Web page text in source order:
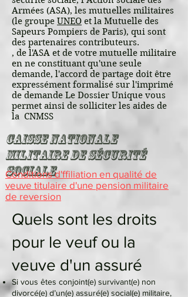
Armées (ASA), les mutuelles militaires
(le groupe UNEO et la Mutuelle des
Sapeurs Pompiers de Paris), qui sont
des partenaires contributeurs.
, de l'ASA et de votre mutuelle militaire
en ne constituant qu'une seule
demande, l'accord de partage doit être
expressément formalisé sur l'imprimé
de demande Le Dossier Unique vous
permet ainsi de solliciter les aides de
la CNMSS
Caisse Nationale
Militaire de Sécurité
Sociale
Conditions d'ffiliation en qualité de
veuve titulaire d'une pension militaire
de reversion
Quels sont les droits
pour le veuf ou la
veuve d'un assuré
Si vous êtes conjoint(e) survivant(e) non
divorcé(e) d’un(e) assuré(e) social(e) militaire,